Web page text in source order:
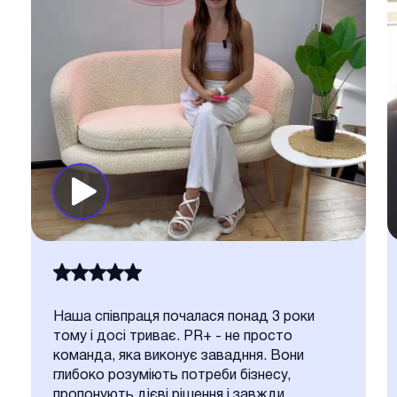
Наша співпраця почалася понад 3 роки
тому і досі триває. PR+ - не просто
команда, яка виконує завадння. Вони
глибоко розуміють потреби бізнесу,